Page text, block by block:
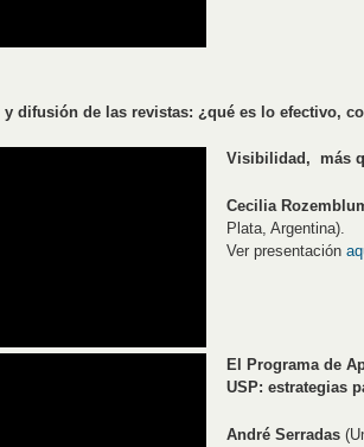
difusión de las revistas: ¿qué es lo efectivo,
Visibilidad, más
Cecilia
Plata, Argentina).
Ver presentación
El Programa de
USP: estrategias
André Serradas